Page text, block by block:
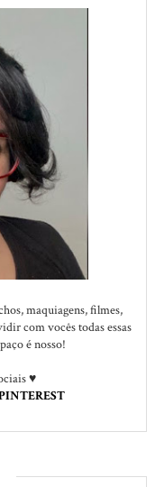
maquiagens, filmes,
com vocês todas essas
é nosso!
♥